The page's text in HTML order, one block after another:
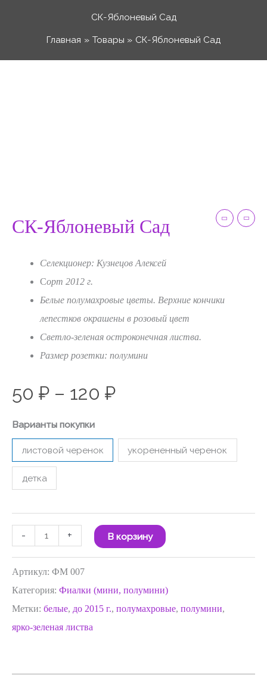
содержимому
СК-Яблоневый Сад
Главная
Товары СК-Яблоневый Сад
СК-Яблоневый Сад
Селекционер: Кузнецов Алексей
Сорт 2012 г.
Белые полумахровые цветы. Верхние кончики
лепестков окрашены в розовый цвет
Светло-зеленая остроконечная листва.
Размер розетки: полумини
50 ₽ – 120 ₽
120 ₽
Варианты покупки
листовой черенок укорененный черенок
детка
- + В корзину
Артикул: ФМ 007
Категория: Фиалки (мини, полумини)
Метки: белые, до 2015 г., полумахровые, полумини,
ярко-зеленая листва